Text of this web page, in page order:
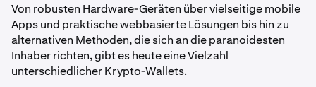
Von robusten Hardware-Geräten über vielseitige mobile
Apps und praktische webbasierte Lösungen bis hin zu
alternativen Methoden, die sich an die paranoidesten
Inhaber richten, gibt es heute eine Vielzahl
unterschiedlicher Krypto-Wallets.